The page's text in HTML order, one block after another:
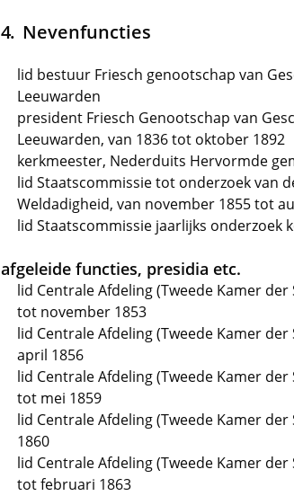
Nevenfuncties
lid bestuur Friesch genootschap van
Leeuwarden
president Friesch Genootschap van
Leeuwarden, van 1836 tot oktober 1892
kerkmeester, Nederduits Hervormde
lid Staatscommissie tot onderzoek van
Weldadigheid, van november 1855 tot
lid Staatscommissie jaarlijks onderzoek
afgeleide functies, presidia etc.
lid Centrale Afdeling (Tweede Kamer
tot november 1853
lid Centrale Afdeling (Tweede Kamer
april 1856
lid Centrale Afdeling (Tweede Kamer
tot mei 1859
lid Centrale Afdeling (Tweede Kamer
1860
lid Centrale Afdeling (Tweede Kamer
tot februari 1863